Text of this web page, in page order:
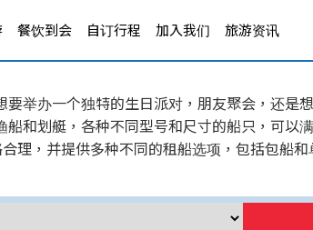
餐饮到会 自订行程 加入我们 旅游资讯
举办一个独特的生日派对，朋友聚会，还是
和划艇，各种不同型号和尺寸的船只，可以
理，并提供多种不同的租船选项，包括包船